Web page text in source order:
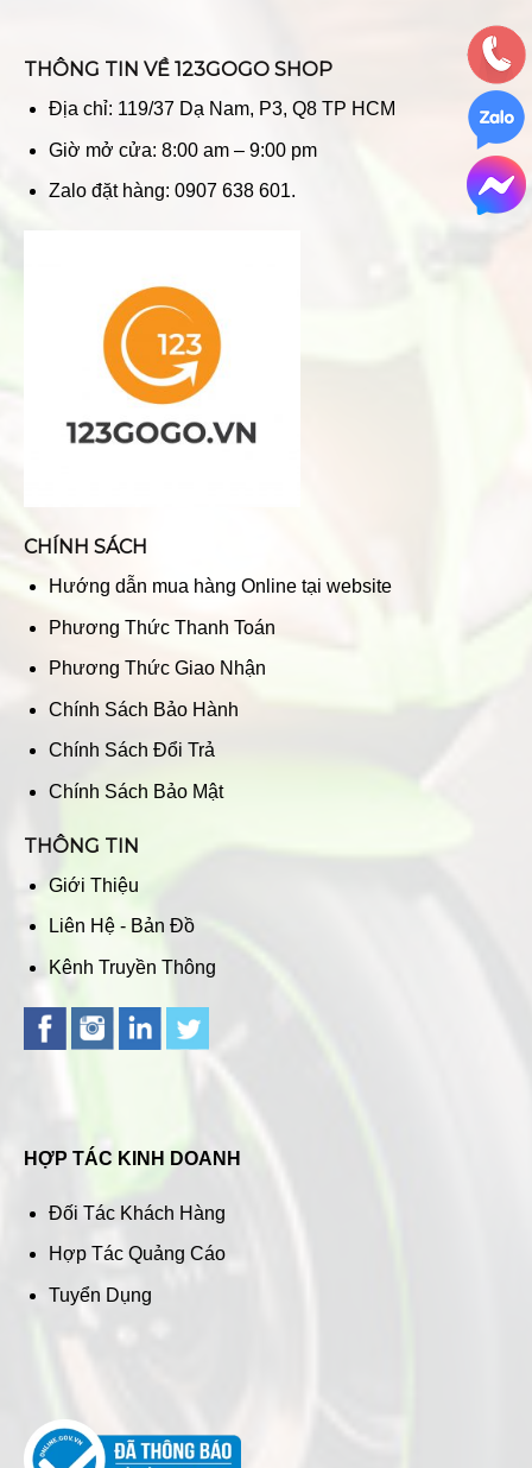
THÔNG TIN VỀ 123GOGO SHOP
Địa chỉ: 119/37 Dạ Nam, P3, Q8 TP HCM
Giờ mở cửa: 8:00 am – 9:00 pm
Zalo đặt hàng: 0907 638 601.
CHÍNH SÁCH
Hướng dẫn mua hàng Online tại website
Phương Thức Thanh Toán
Phương Thức Giao Nhận
Chính Sách Bảo Hành
Chính Sách Đổi Trả
Chính Sách Bảo Mật
THÔNG TIN
Giới Thiệu
Liên Hệ - Bản Đồ
Kênh Truyền Thông
HỢP TÁC KINH DOANH
Đối Tác Khách Hàng
Hợp Tác Quảng Cáo
Tuyển Dụng